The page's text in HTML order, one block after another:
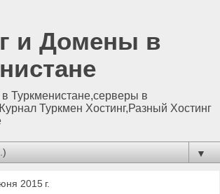
и Домены в
в Туркменистане,серверы в
Туркмен Хостинг,Разный Хостинг
▼
2015 г.